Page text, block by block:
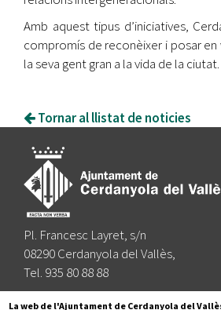
Amb aquest tipus d’iniciatives,
compromís de reconèixer i posar
la seva gent gran a la vida de la ciutat.
Tornar al llistat de noticies
Pl. Francesc Layret, s/n
08290 Cerdanyola del Vallès,
Tel. 935 80 88 88
Segueix-nos a:
La web de l'Ajuntament de Cerdanyola del